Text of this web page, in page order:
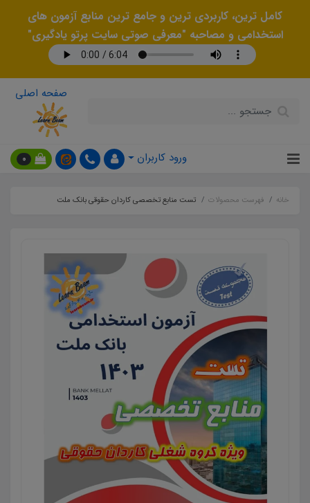
کامل ترین، کاربردی ترین و جامع ترین منابع آزمون های
استخدامی و مصاحبه "معرفی صوتی سایت پرتو یادگیری"
صفحه اصلی
ورود کاربران 0
خانه فهرست محصولات تست منابع تخصصی کاردان حقوقی بانک ملت